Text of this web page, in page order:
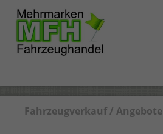
Fahrzeugverkauf / Angebote